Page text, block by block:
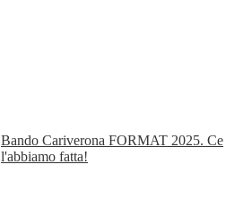
Bando Cariverona FORMAT 2025. Ce
l'abbiamo fatta!